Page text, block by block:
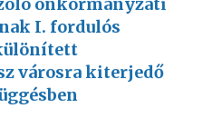
I. fordulós
városra kiterjedő